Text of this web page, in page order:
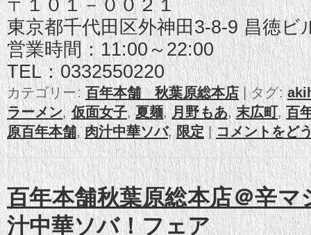
〒１０１－００２１
東京都千代田区外神田3-8-9 昌徳ビ
営業時間：11:00～22:00
TEL：0332550220
カテゴリー: 百年本舗 秋葉原総本店 |タグ:
ラーメン,仮面女子,夏麺,月野もあ,末広町,百
原百年本舗,肉汁中華ソバ,限定 |コメントをど
百年本舗秋葉原総本店＠辛マ
汁中華ソバ！フェア